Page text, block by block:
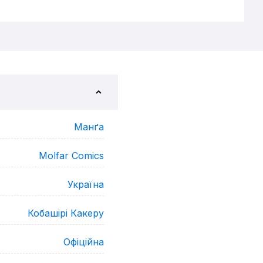
Манґа
Molfar Comics
Україна
Кобашірі Какеру
Офіційна